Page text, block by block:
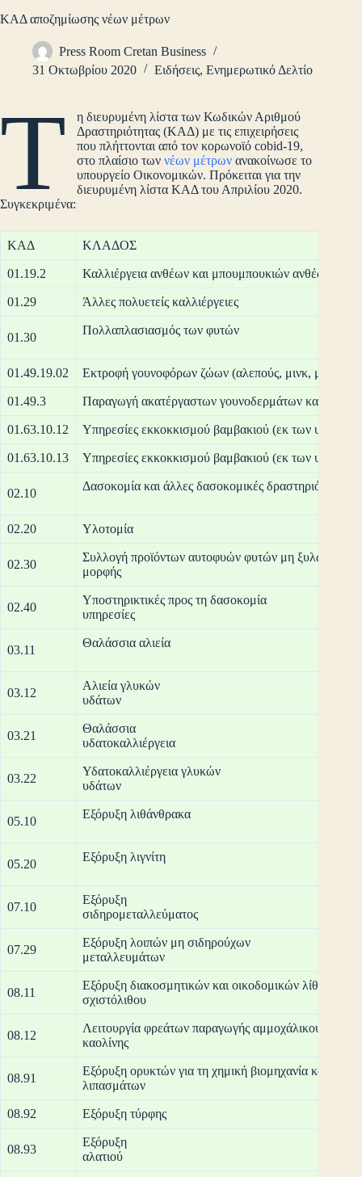
ΚΑΔ αποζημίωσης νέων μέτρων
Press Room Cretan Business
31 Οκτωβρίου 2020
Ειδήσεις, Ενημερωτικό Δελτίο
Τ
η διευρυμένη λίστα των Κωδικών Αριθμού
Δραστηριότητας (ΚΑΔ) με τις επιχειρήσεις
που πλήττονται από τον κορωνοϊό cobid-19,
στο πλαίσιο τωννέων μέτρων ανακοίνωσε το
υπουργείο Οικονομικών. Πρόκειται για την
διευρυμένη λίστα ΚΑΔ του Απριλίου 2020.
Συγκεκριμένα:
ΚΑΔ ΚΛΑΔΟΣ
01.19.2 Καλλιέργεια ανθέων και μπουμπουκιών ανθέων
01.29 Άλλες πολυετείς καλλιέργειες
01.30
01.49.19.02 Εκτροφή γουνοφόρων ζώων (αλεπούς, μινκ,
01.49.3 Παραγωγή ακατέργαστων γουνοδερμάτων και
01.63.10.12 Υπηρεσίες εκκοκκισμού βαμβακιού (εκ των
01.63.10.13 Υπηρεσίες εκκοκκισμού βαμβακιού (εκ των
02.10
Δασοκομία και άλλες
02.20
02.30
Συλλογή προϊόντων αυτοφυών φυτών μη ξυλώδους
02.40
Υποστηρικτικές προς τη δασοκομία
03.11
03.12
Αλιεία γλυκών
03.21
Θαλάσσια
03.22
Υδατοκαλλιέργεια γλυκών
05.10
05.20
07.10
Εξόρυξη
07.29
Εξόρυξη λοιπών μη σιδηρούχων
08.11
Εξόρυξη διακοσμητικών και οικοδομικών λίθων,
08.12
Λειτουργία φρεάτων παραγωγής αμμοχάλικου και
08.91
Εξόρυξη ορυκτών για τη χημική βιομηχανία και τη
08.92 Εξόρυξη τύρφης
08.93
Εξόρυξη